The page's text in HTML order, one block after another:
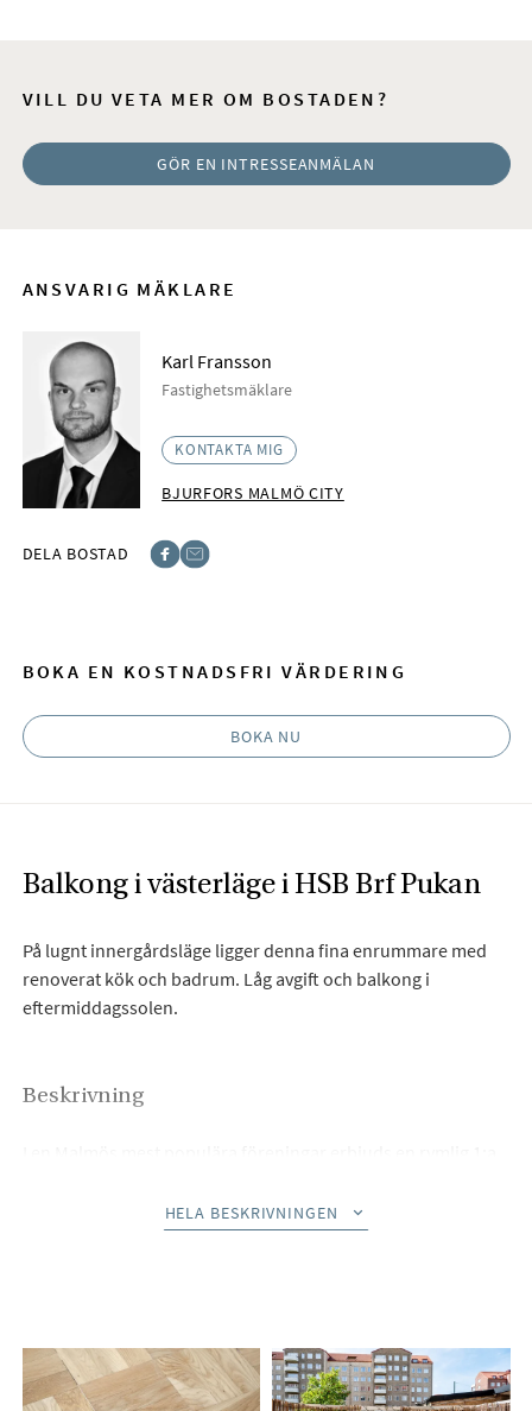
VILL DU VETA MER OM BOSTADEN?
GÖR EN INTRESSEANMÄLAN
ANSVARIG MÄKLARE
Karl Fransson
Fastighetsmäklare
KONTAKTA MIG
BJURFORS MALMÖ CITY
DELA BOSTAD
BOKA EN KOSTNADSFRI VÄRDERING
BOKA NU
Balkong i västerläge i HSB Brf Pukan
På lugnt innergårdsläge ligger denna fina enrummare med
renoverat kök och badrum. Låg avgift och balkong i
eftermiddagssolen.
Beskrivning
standard med helkaklat badrum och renoverat kök med
Rönneholmsparken ligger Slottsstadens restauranger och
mot havet finner vi Kallbadhuset och Ribersborgsstranden på
HELA BESKRIVNINGEN